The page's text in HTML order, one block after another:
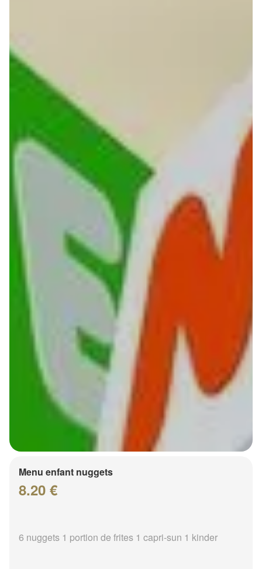
Menu enfant nuggets
8.20 €
6 nuggets 1 portion de frites 1 capri-sun 1 kinder